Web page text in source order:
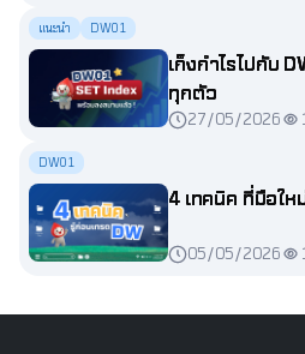
แนะนำ DW01
เก็งกำไรไปกับ
ทุกตัว
27/05/2026
DW01
4 เทคนิค ที่มือใ
05/05/2026